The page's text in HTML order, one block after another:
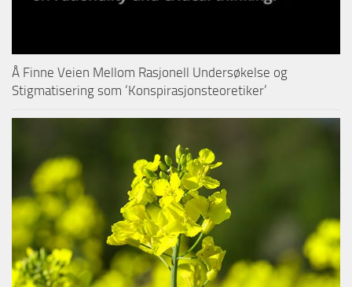
Å Finne Veien Mellom Rasjonell Undersøkelse og
Stigmatisering som ‘Konspirasjonsteoretiker’